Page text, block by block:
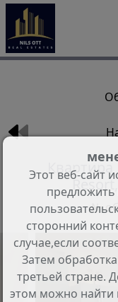
№
Этот веб-сайт
сторонний
случае,если
Затем
третьей стране.
этом можно найти